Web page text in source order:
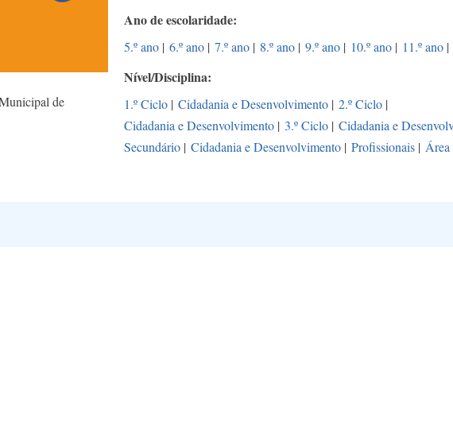
de
Ano de escolaridade
5.º ano | 6.º ano | 7.º ano | 8.º ano | 9.º ano | 10.º ano | 11.º ano |
Nível/Disciplina
1.º Ciclo | Cidadania e Desenvolvimento | 2.º Ciclo |
Cidadania e Desenvolvimento | 3.º Ciclo | Cidadania e
Secundário | Cidadania e Desenvolvimento | Profissionais | Área